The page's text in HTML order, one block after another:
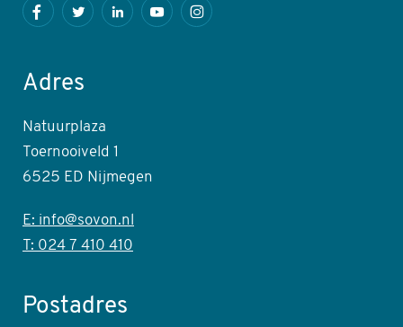
Adres
Natuurplaza
Toernooiveld 1
6525 ED Nijmegen
E: info@sovon.nl
T: 024 7 410 410
Postadres